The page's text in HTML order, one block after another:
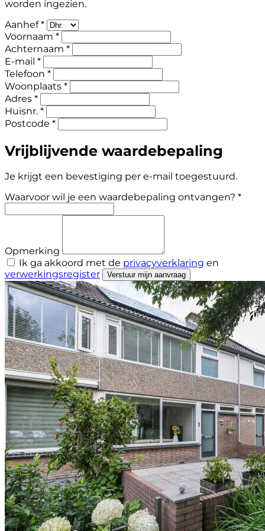
worden ingezien.
Aanhef *
Voornaam *
Achternaam *
E-mail *
Telefoon *
Woonplaats *
Adres *
Huisnr. *
Postcode *
Vrijblijvende waardebepaling
Je krijgt een bevestiging per e-mail toegestuurd.
Waarvoor wil je een waardebepaling ontvangen? *
Opmerking
Ik ga akkoord met de privacyverklaring en
verwerkingsregister
Verstuur mijn aanvraag